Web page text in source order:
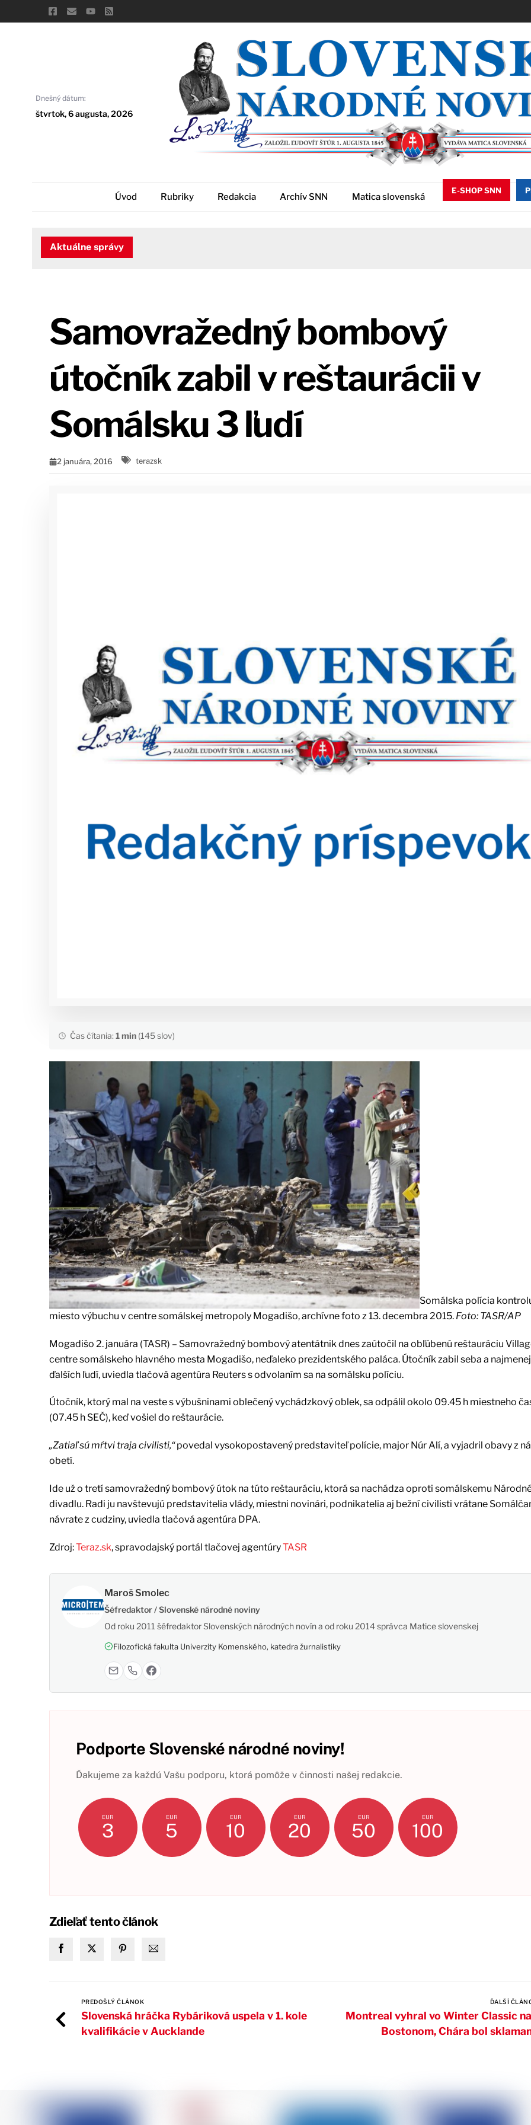
to
Dnešný dátum:
štvrtok, 6 augusta, 2026
Úvod Rubriky Redakcia Archív SNN Matica slovenská
E-SHOP SNN
Aktuálne správy
Samovražedný bombový
útočník zabil v reštaurácii v
Somálsku 3 ľudí
2 januára, 2016 terazsk
Čas čítania:1 min(145 slov)
Somálska polícia
miesto výbuchu v centre somálskej metropoly Mogadišo, archívne foto z 13. decembra 2015. Foto: TASR/AP
Mogadišo 2. januára (TASR) – Samovražedný bombový atentátnik dnes zaútočil na obľúbenú reštauráciu
centre somálskeho hlavného mesta Mogadišo, neďaleko prezidentského paláca. Útočník zabil seba a
ďalších ľudí, uviedla tlačová agentúra Reuters s odvolaním sa na somálsku políciu.
Útočník, ktorý mal na veste s výbušninami oblečený vychádzkový oblek, sa odpálil okolo 09.45 h miestneho
(07.45 h SEČ), keď vošiel do reštaurácie.
„Zatiaľ sú mŕtvi traja civilisti,“povedal vysokopostavený predstaviteľ polície, major Núr Alí, a vyjadril obavy z
obetí.
Ide už o tretí samovražedný bombový útok na túto reštauráciu, ktorá sa nachádza oproti somálskemu
divadlu. Radi ju navštevujú predstavitelia vlády, miestni novinári, podnikatelia aj bežní civilisti vrátane
návrate z cudziny, uviedla tlačová agentúra DPA.
Zdroj:Teraz.sk, spravodajský portál tlačovej agentúryTASR
Maroš Smolec
Šéfredaktor / Slovenské národné noviny
Od roku 2011 šéfredaktor Slovenských národných novín a od roku 2014 správca Matice slovenskej
Filozofická fakulta Univerzity Komenského, katedra žurnalistiky
Podporte Slovenské národné noviny!
Ďakujeme za každú Vašu podporu, ktorá pomôže v činnosti našej redakcie.
EUR
3
EUR
5
EUR
10
EUR
20
EUR
50
EUR
100
Zdieľať tento článok
PREDOŠLÝ ČLÁNOK
Slovenská hráčka Rybáriková uspela v 1. kole
kvalifikácie v Aucklande
ĎALŠÍ
Montreal vyhral vo Winter Classic
Bostonom, Chára bol